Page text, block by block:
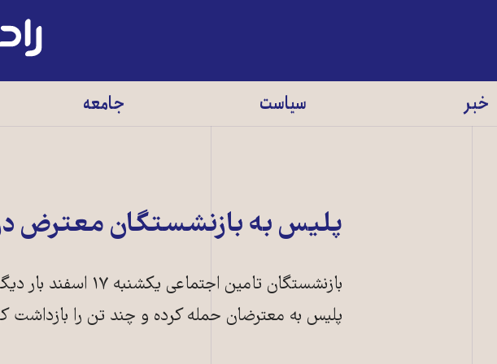
رادیو
زمانه
خبر سیاست جامعه
پلیس به بازنشستگان معترض
بازنشستگان تامین
پلیس به معترضان حمله کرده و چند تن را بازداشت